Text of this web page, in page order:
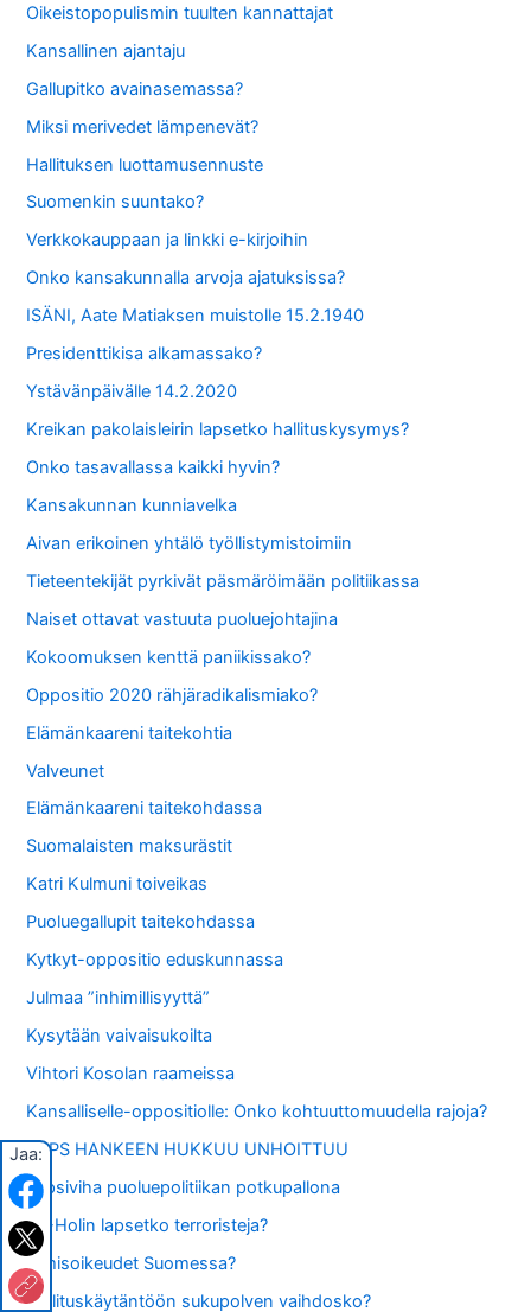
Oikeistopopulismin tuulten kannattajat
Kansallinen ajantaju
Gallupitko avainasemassa?
Miksi merivedet lämpenevät?
Hallituksen luottamusennuste
Suomenkin suuntako?
Verkkokauppaan ja linkki e-kirjoihin
Onko kansakunnalla arvoja ajatuksissa?
ISÄNI, Aate Matiaksen muistolle 15.2.1940
Presidenttikisa alkamassako?
Ystävänpäivälle 14.2.2020
Kreikan pakolaisleirin lapsetko hallituskysymys?
Onko tasavallassa kaikki hyvin?
Kansakunnan kunniavelka
Aivan erikoinen yhtälö työllistymistoimiin
Tieteentekijät pyrkivät päsmäröimään politiikassa
Naiset ottavat vastuuta puoluejohtajina
Kokoomuksen kenttä paniikissako?
Oppositio 2020 rähjäradikalismiako?
Elämänkaareni taitekohtia
Valveunet
Elämänkaareni taitekohdassa
Suomalaisten maksurästit
Katri Kulmuni toiveikas
Puoluegallupit taitekohdassa
Kytkyt-oppositio eduskunnassa
Julmaa ”inhimillisyyttä”
Kysytään vaivaisukoilta
Vihtori Kosolan raameissa
Kansalliselle-oppositiolle: Onko kohtuuttomuudella rajoja?
LAPS HANKEEN HUKKUU UNHOITTUU
Lapsiviha puoluepolitiikan potkupallona
AL-Holin lapsetko terroristeja?
Ihmisoikeudet Suomessa?
Hallituskäytäntöön sukupolven vaihdosko?
Jaa: